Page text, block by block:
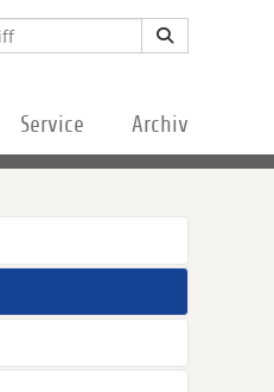
Service Archiv